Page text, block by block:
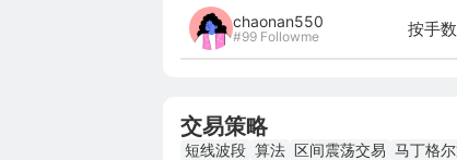
chaonan550
#99 Followme 按手
交易策略
短线波段 算法 区间震荡交易 马丁格